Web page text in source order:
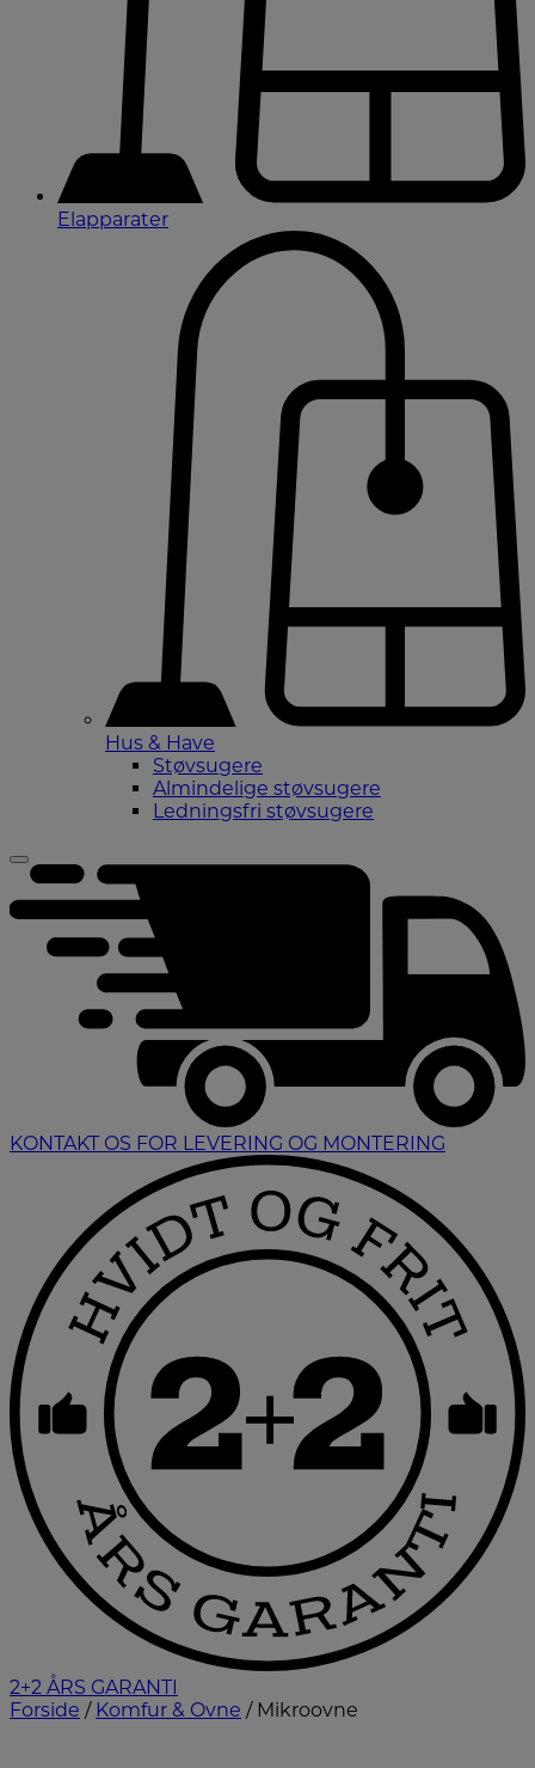
Elapparater
Hus & Have
Støvsugere
Almindelige støvsugere
Ledningsfri støvsugere
KONTAKT OS FOR LEVERING OG MONTERING
2+2 ÅRS GARANTI
Forside / Komfur & Ovne / Mikroovne